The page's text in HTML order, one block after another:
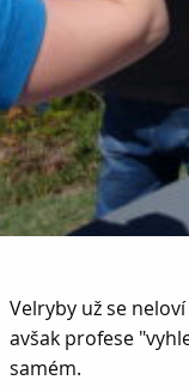
Velryby už se
avšak profese
samém.